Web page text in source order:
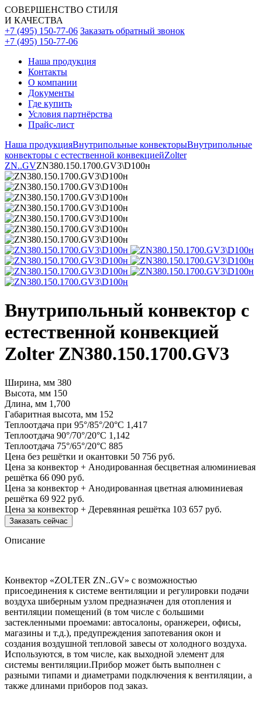
СОВЕРШЕНСТВО СТИЛЯ
И КАЧЕСТВА
+7 (495) 150-77-06 Заказать обратный звонок
+7 (495) 150-77-06
Наша продукция
Контакты
О компании
Документы
Где купить
Условия партнёрства
Прайс-лист
Наша продукцияВнутрипольные конвекторыВнутрипольные
конвекторы с естественной конвекциейZolter
ZN..GVZN380.150.1700.GV3\D100н
Внутрипольный конвектор с
естественной конвекцией
Zolter ZN380.150.1700.GV3
Ширина, мм 380
Высота, мм 150
Длина, мм 1,700
Габаритная высота, мм 152
Теплоотдача при 95°/85°/20°С 1,417
Теплоотдача 90°/70°/20°С 1,142
Теплоотдача 75°/65°/20°С 885
Цена без решётки и окантовки 50 756 руб.
Цена за конвектор + Анодированная бесцветная алюминиевая
решётка 66 090 руб.
Цена за конвектор + Анодированная цветная алюминиевая
решётка 69 922 руб.
Цена за конвектор + Деревянная решётка 103 657 руб.
Заказать сейчас
Описание
Конвектор «ZOLTER ZN..GV» с возможностью
присоединения к системе вентиляции и регулировки подачи
воздуха шиберным узлом предназначен для отопления и
вентиляции помещений (в том числе с большими
застекленными проемами: автосалоны, оранжереи, офисы,
магазины и т.д.), предупреждения запотевания окон и
создания воздушной тепловой завесы от холодного воздуха.
Используются, в том числе, как выходной элемент для
системы вентиляции.Прибор может быть выполнен с
разными типами и диаметрами подключения к вентиляции, а
также длинами приборов под заказ.